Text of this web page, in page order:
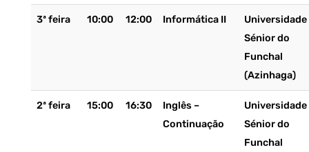
3ª feira 10:00 12:00 Informática II
Universidade
Sénior do
Funchal
(Azinhaga)
2ª feira 15:00 16:30
Inglês –
Continuação
Universidade
Sénior do
Funchal